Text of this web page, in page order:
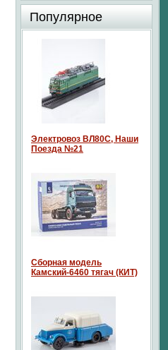
Популярное
Электровоз ВЛ80С, Наши
Поезда №21
Сборная модель
Камский-6460 тягач (КИТ)